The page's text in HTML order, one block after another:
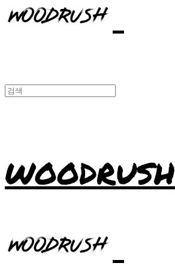
WOODRUSH